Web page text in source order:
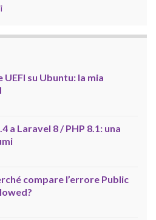
su Ubuntu: la mia
a Laravel 8 / PHP 8.1: una
compare l’errore Public